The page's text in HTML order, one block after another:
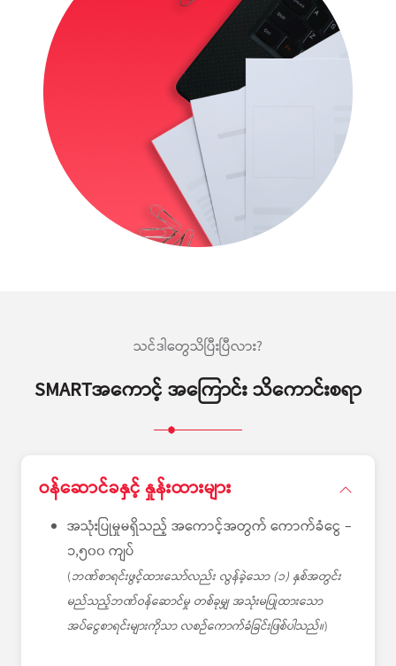
သင်ဒါတွေသိပြီးပြီလား?
SMARTအကောင့် အကြောင်း သိကောင်းစရာ
ဝန်ဆောင်ခနှင့် နှုန်းထားများ
အသုံးပြုမှုမရှိသည့် အကောင့်အတွက် ကောက်ခံငွေ –
၁,၅၀၀ ကျပ်
(ဘဏ်စာရင်းဖွင့်ထားသော်လည်း လွန်ခဲ့သော (၁) နှစ်အတွင်း
မည်သည့်ဘဏ်ဝန်ဆောင်မှု တစ်ခုမျှ အသုံးမပြုထားသော
အပ်ငွေစာရင်းများကိုသာ လစဉ်ကောက်ခံခြင်းဖြစ်ပါသည်။)